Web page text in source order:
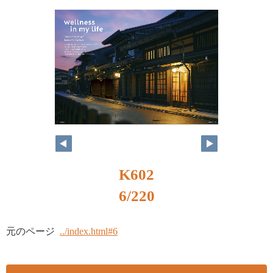
K602
6/220
元のページ ../index.html#6